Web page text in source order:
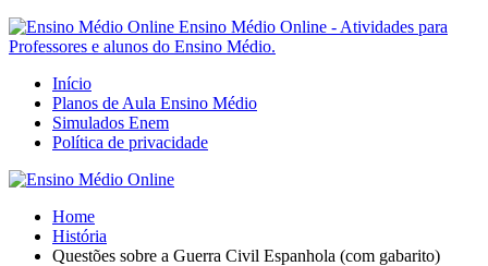
Ensino Médio Online - Atividades para
Professores e alunos do Ensino Médio.
Início
Planos de Aula Ensino Médio
Simulados Enem
Política de privacidade
Home
História
Questões sobre a Guerra Civil Espanhola (com gabarito)